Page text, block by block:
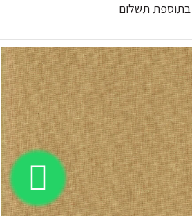
בתוספת תשלום